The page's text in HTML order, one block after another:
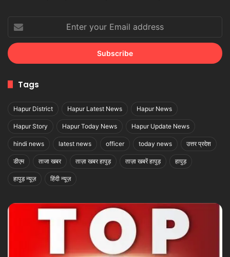
your
Email
address
Tags
Hapur District Hapur Latest News Hapur News
Hapur Story Hapur Today News Hapur Update News
hindi news latest news officer today news उत्तर प्रदेश
डीएम ताजा खबर ताज़ा खबर हापुड़ ताज़ा खबरें हापुड़ हापुड़
हापुड़ न्यूज़ हिंदी न्यूज़